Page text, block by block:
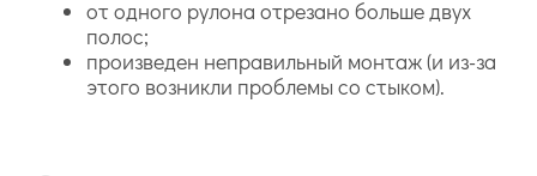
от одного рулона отрезано больше двух
полос;
произведен неправильный монтаж (и из-за
этого возникли проблемы со стыком).